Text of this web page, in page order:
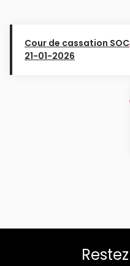
Cour de cassation SOC
21-01-2026
Restez